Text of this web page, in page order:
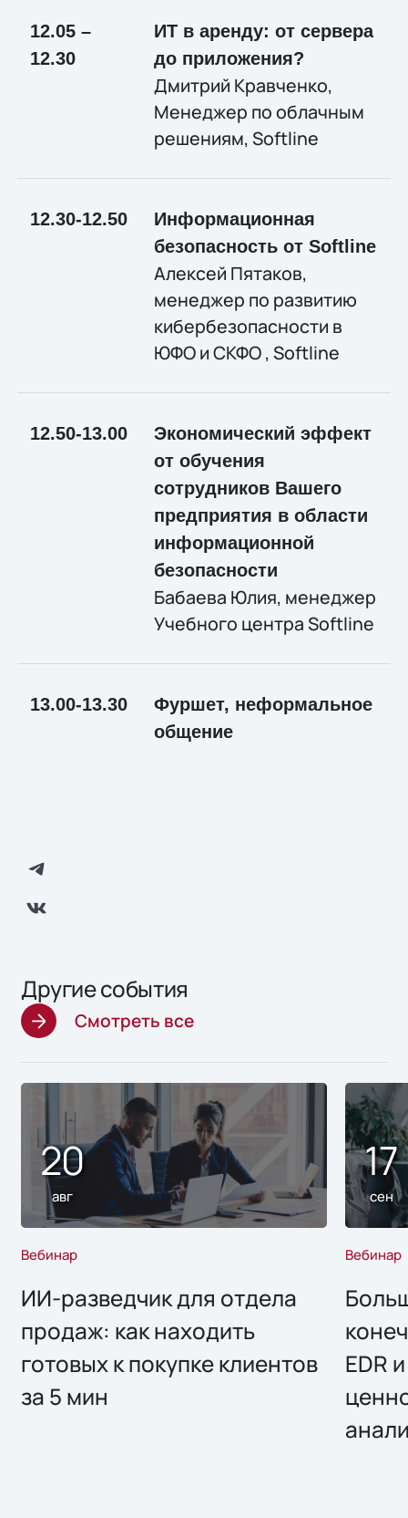
12.05 –
12.30
ИТ в аренду: от сервера
до приложения?
Дмитрий Кравченко,
Менеджер по облачным
решениям, Softline
12.30-12.50
Информационная
безопасность от Softline
Алексей Пятаков,
менеджер по развитию
кибербезопасности в
ЮФО и СКФО , Softline
12.50-13.00
Экономический эффект
от обучения
сотрудников Вашего
предприятия в области
информационной
безопасности
Бабаева Юлия, менеджер
Учебного центра Softline
13.00-13.30
Фуршет, неформальное
общение
Другие события
Смотреть все
20
авг
Вебинар
ИИ-разведчик для отдела
продаж: как находить
готовых к покупке клиентов
за 5 мин
17
сен
Вебинар
EDR